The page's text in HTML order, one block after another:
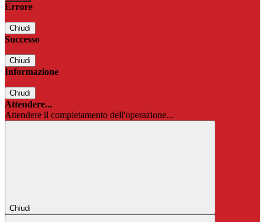
Errore
Chiudi
Successo
Chiudi
Informazione
Chiudi
Attendere...
Attendere il completamento dell'operazione...
Chiudi